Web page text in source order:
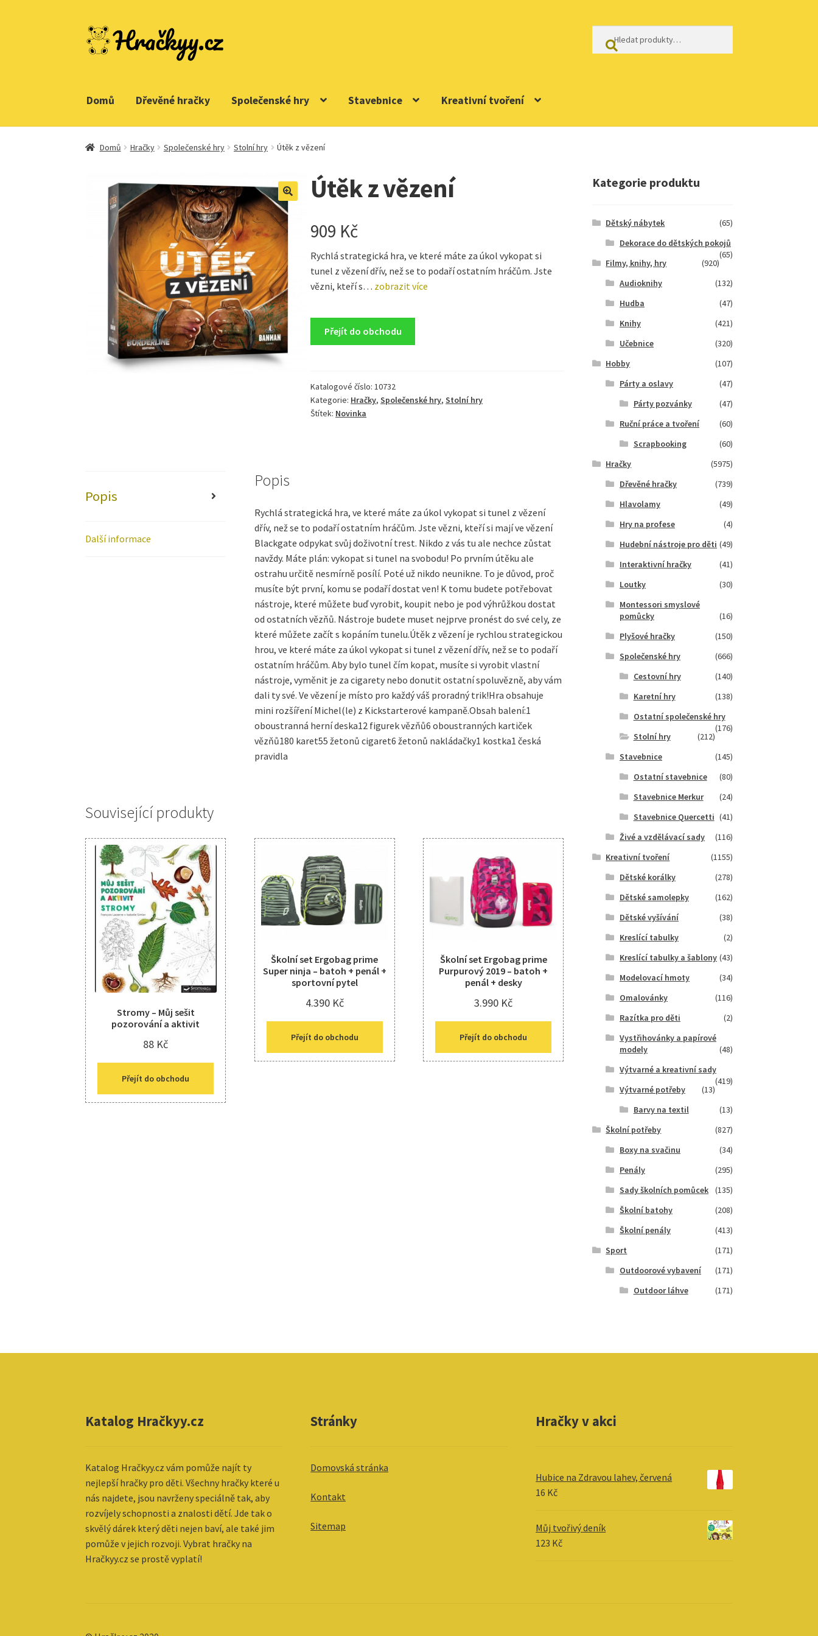
Přeskočit
na
Přejít
k
Domů Dřevěné hračky Společenské hry Stavebnice Kreativní tvoření
Domů Hračky Společenské hry Stolní hry Útěk z vězení
Útěk z vězení
909 Kč
Rychlá strategická hra, ve které máte za úkol vykopat si
tunel z vězení dřív, než se to podaří ostatním hráčům. Jste
vězni, kteří s… zobrazit více
Přejít do obchodu
Katalogové číslo:10732
Kategorie: Hračky,Společenské hry,Stolní hry
Štítek: Novinka
Popis
Další informace
Popis
Rychlá strategická hra, ve které máte za úkol vykopat si tunel z vězení
dřív, než se to podaří ostatním hráčům. Jste vězni, kteří si mají ve vězení
Blackgate odpykat svůj doživotní trest. Nikdo z vás tu ale nechce zůstat
navždy. Máte plán: vykopat si tunel na svobodu! Po prvním útěku ale
ostrahu určitě nesmírně posílí. Poté už nikdo neunikne. To je důvod, proč
musíte být první, komu se podaří dostat ven! K tomu budete potřebovat
nástroje, které můžete buď vyrobit, koupit nebo je pod výhrůžkou dostat
od ostatních vězňů. Nástroje budete muset nejprve pronést do své cely, ze
které můžete začít s kopáním tunelu.Útěk z vězení je rychlou strategickou
hrou, ve které máte za úkol vykopat si tunel z vězení dřív, než se to podaří
ostatním hráčům. Aby bylo tunel čím kopat, musíte si vyrobit vlastní
nástroje, vyměnit je za cigarety nebo donutit ostatní spoluvězně, aby vám
dali ty své. Ve vězení je místo pro každý váš proradný trik!Hra obsahuje
mini rozšíření Michel(le) z Kickstarterové kampaně.Obsah balení:1
oboustranná herní deska12 figurek vězňů6 oboustranných kartiček
vězňů180 karet55 žetonů cigaret6 žetonů nakládačky1 kostka1 česká
pravidla
Související produkty
Stromy – Můj sešit
pozorování a aktivit
88 Kč
Přejít do obchodu
Školní set Ergobag prime
Super ninja – batoh + penál +
sportovní pytel
4.390 Kč
Přejít do obchodu
Školní set Ergobag prime
Purpurový 2019 – batoh +
penál + desky
3.990 Kč
Přejít do obchodu
Kategorie produktu
Dětský nábytek
(65)
Dekorace do dětských pokojů
(65)
Filmy, knihy, hry
(920)
Audioknihy
(132)
Hudba
(47)
Knihy
(421)
Učebnice
(320)
Hobby
(107)
Párty a oslavy
(47)
Párty pozvánky
(47)
Ruční práce a tvoření
(60)
Scrapbooking
(60)
Hračky
(5975)
Dřevěné hračky
(739)
Hlavolamy
(49)
Hry na profese
(4)
Hudební nástroje pro děti (49)
Interaktivní hračky
(41)
Loutky
(30)
Montessori smyslové
pomůcky
(16)
Plyšové hračky
(150)
Společenské hry
(666)
Cestovní hry
(140)
Karetní hry
(138)
Ostatní společenské hry
(176)
Stolní hry
(212)
Stavebnice
(145)
Ostatní stavebnice
(80)
Stavebnice Merkur
(24)
Stavebnice Quercetti (41)
Živé a vzdělávací sady
(116)
Kreativní tvoření
(1155)
Dětské korálky
(278)
Dětské samolepky
(162)
Dětské vyšívání
(38)
Kreslící tabulky
(2)
Kreslící tabulky a šablony (43)
Modelovací hmoty
(34)
Omalovánky
(116)
Razítka pro děti
(2)
Vystřihovánky a papírové
modely
(48)
Výtvarné a kreativní sady
(419)
Výtvarné potřeby
(13)
Barvy na textil
(13)
Školní potřeby
(827)
Boxy na svačinu
(34)
Penály
(295)
Sady školních pomůcek
(135)
Školní batohy
(208)
Školní penály
(413)
Sport
(171)
Outdoorové vybavení
(171)
Outdoor láhve
(171)
Katalog Hračkyy.cz
Katalog Hračkyy.cz vám pomůže najít ty
nejlepší hračky pro děti. Všechny hračky které u
nás najdete, jsou navrženy speciálně tak, aby
rozvíjely schopnosti a znalosti dětí. Jde tak o
skvělý dárek který děti nejen baví, ale také jim
pomůže v jejich rozvoji. Vybrat hračky na
Hračkyy.cz se prostě vyplatí!
Stránky
Domovská stránka
Kontakt
Sitemap
Hračky v akci
Hubice na Zdravou lahev, červená
16 Kč
Můj tvořivý deník
123 Kč